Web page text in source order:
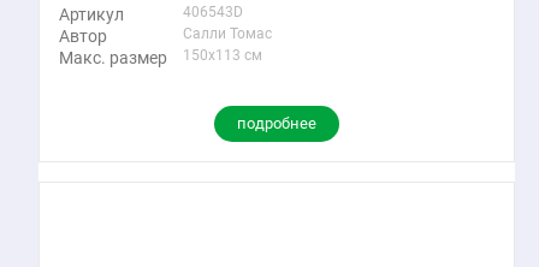
Артикул 406543D
Автор Салли Томас
Макс. размер 150x113 см
подробнее